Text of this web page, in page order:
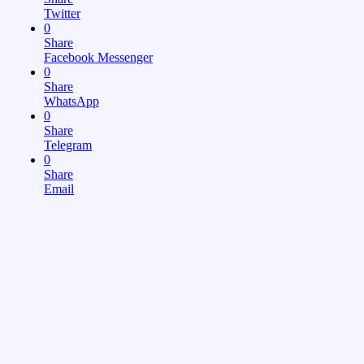
Twitter
0
Share
Facebook Messenger
0
Share
WhatsApp
0
Share
Telegram
0
Share
Email